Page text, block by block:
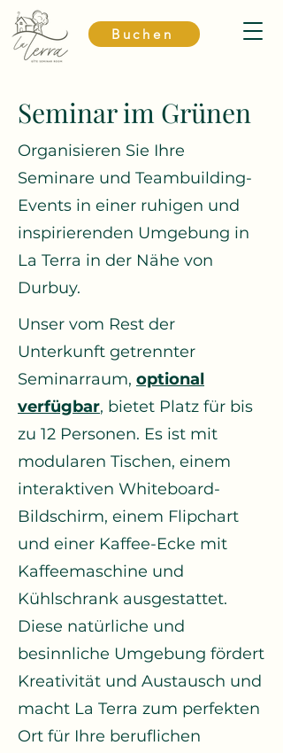
Buchen
Seminar im Grünen
Organisieren Sie Ihre
Seminare und Teambuilding-
Events in einer ruhigen und
inspirierenden Umgebung in
La Terra in der Nähe von
Durbuy.
Unser vom Rest der
Unterkunft getrennter
Seminarraum, optional
verfügbar, bietet Platz für bis
zu 12 Personen. Es ist mit
modularen Tischen, einem
interaktiven Whiteboard-
Bildschirm, einem Flipchart
und einer Kaffee-Ecke mit
Kaffeemaschine und
Kühlschrank ausgestattet.
Diese natürliche und
besinnliche Umgebung fördert
Kreativität und Austausch und
macht La Terra zum perfekten
Ort für Ihre beruflichen